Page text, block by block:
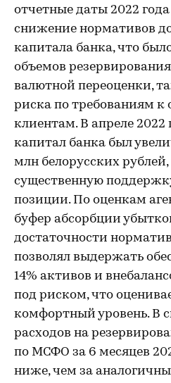
отчетные даты 2022
снижение нормативов
капитала банка, что
объемов
валютной переоценки,
риска по требованиям
клиентам. В апреле 2022
капитал банка был
млн белорусских рублей,
существенную
позиции. По оценкам
буфер абсорбции
достаточности
позволял выдержать
14% активов и
под риском, что
комфортный уровень. В
расходов на
по МСФО за 6 месяцев
ниже, чем за